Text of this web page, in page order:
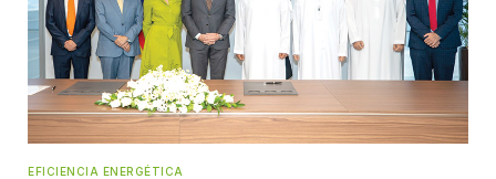
EFICIENCIA ENERGÉTICA